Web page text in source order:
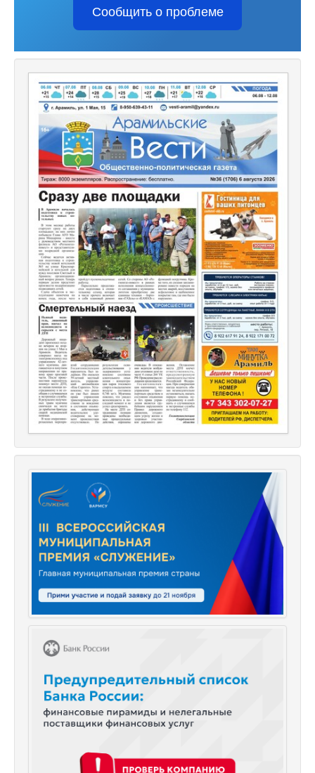
Сообщить о проблеме